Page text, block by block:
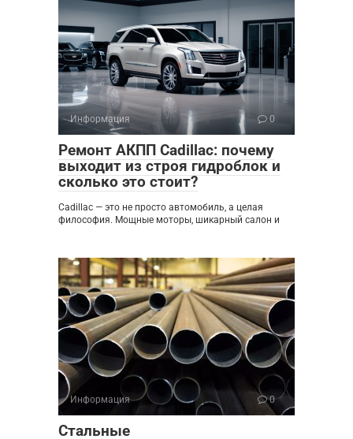
Информация 0
Ремонт АКПП Cadillac: почему
выходит из строя гидроблок и
сколько это стоит?
Cadillac — это не просто автомобиль, а целая
философия. Мощные моторы, шикарный салон и
Информация 0
Стальные